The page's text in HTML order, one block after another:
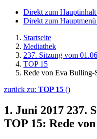
Direkt zum Hauptinhalt
Direkt zum Hauptmenü
Startseite
Mediathek
237. Sitzung vom
TOP 15
Rede von Eva Bulling-
zurück zu: TOP 15 ()
1. Juni 2017 237.
TOP 15: Rede